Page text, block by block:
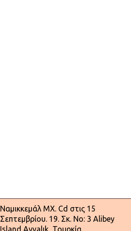
Ναμικκεμάλ ΜΧ. Cd στις 15
Σεπτεμβρίου. 19. Σκ. No: 3 Alibey
Island Ayvalık, Τουρκία